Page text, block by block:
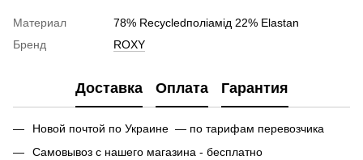
Материал
78% Recycledполіамід 22% Elastan
Бренд
ROXY
Доставка Оплата Гарантия
Новой почтой по Украине — по тарифам перевозчика
Самовывоз с нашего магазина - бесплатно